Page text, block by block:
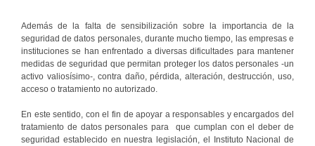
Además de la falta de sensibilización sobre la importancia de la
seguridad de datos personales, durante mucho tiempo, las empresas e
instituciones se han enfrentado a diversas dificultades para mantener
medidas de seguridad que permitan proteger los datos personales -un
activo valiosísimo-, contra daño, pérdida, alteración, destrucción, uso,
acceso o tratamiento no autorizado.
En este sentido, con el fin de apoyar a responsables y encargados del
tratamiento de datos personales para que cumplan con el deber de
seguridad establecido en nuestra legislación, el Instituto Nacional de